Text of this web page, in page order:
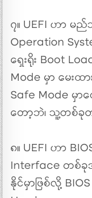
၇။ UEFI ဟာ
Operation
ရှေးရိုး Boot
Mode မှာ မေးထ
Safe Mode မှ
တော့ဘဲ၊ သူ့တစ်ခုတ
၈။ UEFI ဟာ
Interface တစ်ခု
နိုင်မှာဖြစ်လို့